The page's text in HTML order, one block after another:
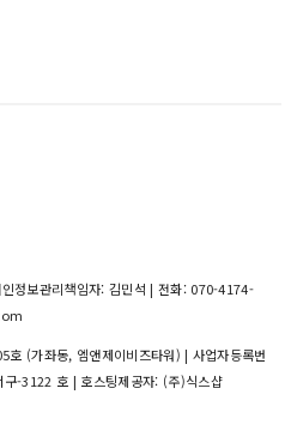
정보관리책임자: 김민석 | 전화: 070-4174-
(가좌동, 엠앤제이비즈타워) | 사업자등록번
-3122 호 | 호스팅제공자: (주)식스샵